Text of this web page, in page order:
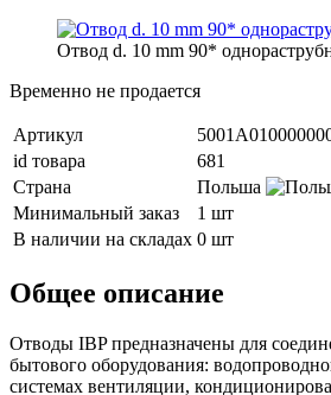
Отвод d. 10 mm 90*
Временно не продается
Артикул
id товара
681
Страна
Польша
Минимальный заказ
1 шт
В наличии на складах 0 шт
Общее описание
Отводы IBP предназначены для
бытового оборудования:
системах вентиляции,